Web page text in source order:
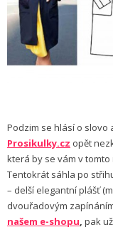
Podzim se hlásí o slovo
Prosikulky.cz opět
která by se vám v
Tentokrát sáhla po
– delší elegantní plášť
dvouřadovým
našem e-shopu, pak